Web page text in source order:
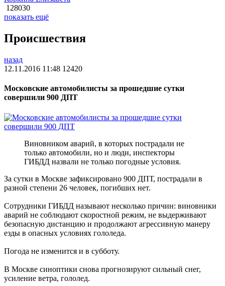
128030
показать ещё
Происшествия
назад
12.11.2016 11:48 12420
Московские автомобилисты за прошедшие сутки
совершили 900 ДПТ
Виновником аварий, в которых пострадали не
только автомобили, но и люди, инспекторы
ГИБДД назвали не только погодные условия.
За сутки в Москве зафиксировано 900 ДПТ, пострадали в
разной степени 26 человек, погибших нет.
Сотрудники ГИБДД называют несколько причин: виновники
аварий не соблюдают скоростной режим, не выдерживают
безопасную дистанцию и продолжают агрессивную манеру
езды в опасных условиях гололеда.
Погода не изменится и в субботу.
В Москве синоптики снова прогнозируют сильный снег,
усиление ветра, гололед.